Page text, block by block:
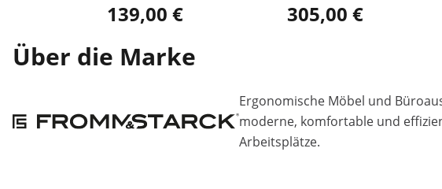
139,00 € 305,00 €
Über die Marke
Ergonomische Möbel und
moderne, komfortable und
Arbeitsplätze.